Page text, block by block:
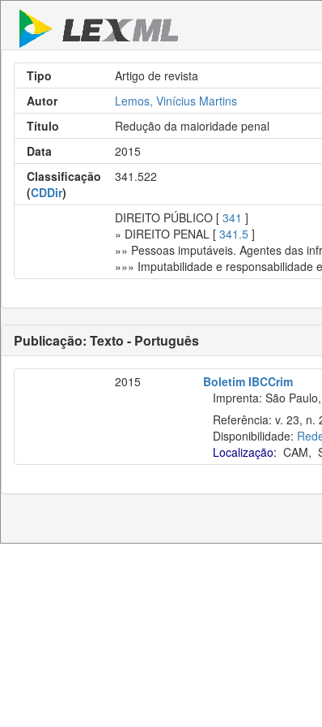
Tipo
Artigo de revista
Autor
Lemos, Vinícius Martins
Título
Redução da maioridade penal
Data
2015
Classificação
(CDDir)
341.522
DIREITO PÚBLICO [ 341 ]
» DIREITO PENAL [ 341.5 ]
»» Pessoas imputáveis. Agentes das
»»» Imputabilidade e responsabilidade
Publicação: Texto - Português
2015
Boletim IBCCrim
Imprenta: São
Referência: v. 23, n.
Disponibilidade:
Localização: CAM,